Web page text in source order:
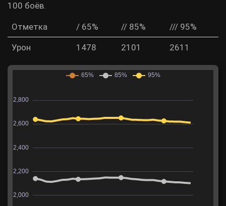
100 боёв.
Отметка / 65% // 85% /// 95%
Урон 1478 2101 2611